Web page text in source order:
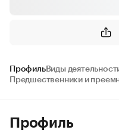
ПрофильВиды
Предшественники и
Профиль